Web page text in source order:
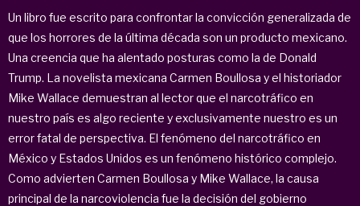
Un libro fue escrito para confrontar la convicción generalizada de
que los horrores de la última década son un producto mexicano.
Una creencia que ha alentado posturas como la de Donald
Trump. La novelista mexicana Carmen Boullosa y el historiador
Mike Wallace demuestran al lector que el narcotráfico en
nuestro país es algo reciente y exclusivamente nuestro es un
error fatal de perspectiva. El fenómeno del narcotráfico en
México y Estados Unidos es un fenómeno histórico complejo.
Como advierten Carmen Boullosa y Mike Wallace, la causa
principal de la narcoviolencia fue la decisión del gobierno